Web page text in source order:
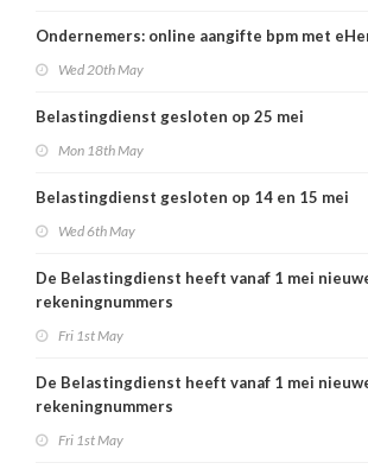
Ondernemers: online aangifte bpm met
Wed 20th May
Belastingdienst gesloten op 25 mei
Mon 18th May
Belastingdienst gesloten op 14 en 15 mei
Wed 6th May
De Belastingdienst heeft vanaf 1 mei
rekeningnummers
Fri 1st May
De Belastingdienst heeft vanaf 1 mei
rekeningnummers
Fri 1st May